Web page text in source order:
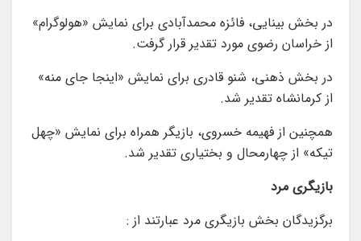
در بخش بینایی، فائزه محمدآبادی برای نمایش «هولوگرام»
از خراسان رضوی مورد تقدیر قرار گرفت.
در بخش ذهنی، شنو قادری برای نمایش «اینجا جای منه»
از کرمانشاه تقدیر شد.
همچنین از فهیمه خسروی، بازیگر همراه برای نمایش «چهل
تیکه» از چهارمحال و بختیاری تقدیر شد.
بازیگری مرد
برگزیدگان بخش بازیگری مرد عبارتند از :